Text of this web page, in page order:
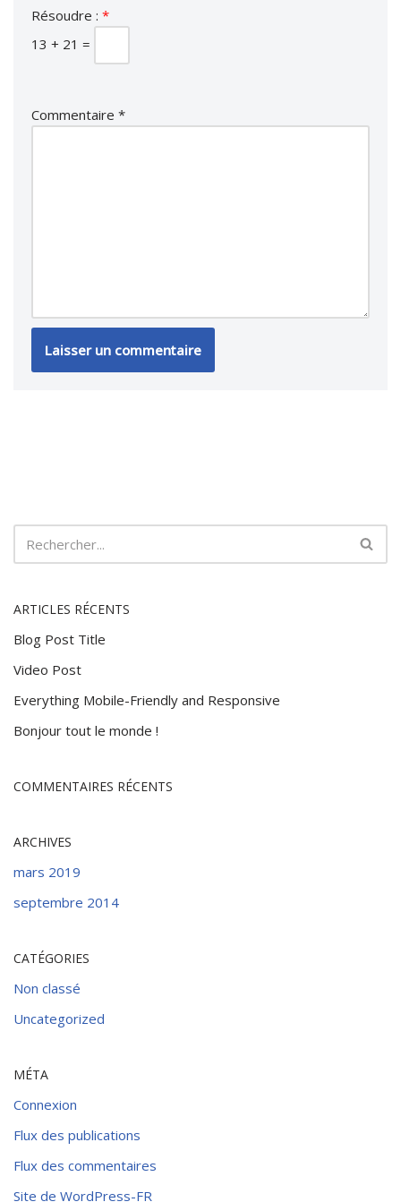
Résoudre : *
13 + 21 =
Commentaire *
ARTICLES RÉCENTS
Blog Post Title
Video Post
Everything Mobile-Friendly and Responsive
Bonjour tout le monde !
COMMENTAIRES RÉCENTS
ARCHIVES
mars 2019
septembre 2014
CATÉGORIES
Non classé
Uncategorized
MÉTA
Connexion
Flux des publications
Flux des commentaires
Site de WordPress-FR